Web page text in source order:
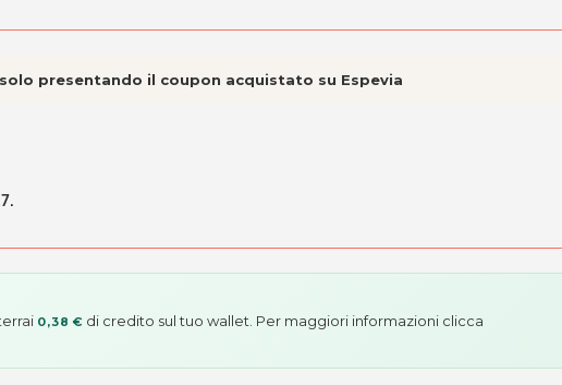
presentando il coupon acquistato su Espevia
.
0,38 € di credito sul tuo wallet. Per maggiori informazioni clicca